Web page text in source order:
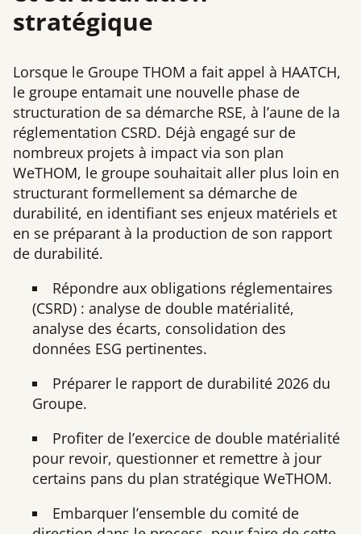
stratégique
Lorsque le Groupe THOM a fait appel à HAATCH,
le groupe entamait une nouvelle phase de
structuration de sa démarche RSE, à l’aune de la
réglementation CSRD. Déjà engagé sur de
nombreux projets à impact via son plan
WeTHOM, le groupe souhaitait aller plus loin en
structurant formellement sa démarche de
durabilité, en identifiant ses enjeux matériels et
en se préparant à la production de son rapport
de durabilité.
Répondre aux obligations réglementaires
(CSRD) : analyse de double matérialité,
analyse des écarts, consolidation des
données ESG pertinentes.
Préparer le rapport de durabilité 2026 du
Groupe.
Profiter de l’exercice de double matérialité
pour revoir, questionner et remettre à jour
certains pans du plan stratégique WeTHOM.
Embarquer l’ensemble du comité de